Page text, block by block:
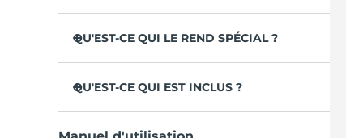
QU'EST-CE QUI LE REND SPÉCIAL ?
en 2 minutes et plus d'efficacité qu'un
QU'EST-CE QUI EST INCLUS ?